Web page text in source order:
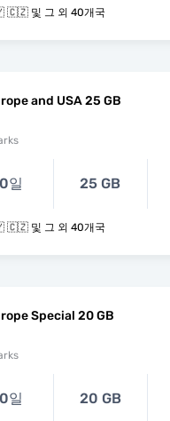
🇭🇷 🇨🇾 🇨🇿 및 그 외 40개국
and USA 25 GB
일 25 GB
🇭🇷 🇨🇾 🇨🇿 및 그 외 40개국
Special 20 GB
일 20 GB